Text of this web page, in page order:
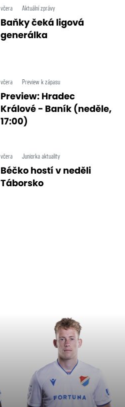
včera Aktuální zprávy
Baňky čeká ligová
generálka
včera Preview k zápasu
Preview: Hradec
Králové - Baník (neděle,
17:00)
včera Juniorka aktuality
Béčko hostí v neděli
Táborsko